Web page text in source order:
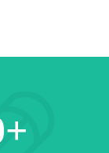
+